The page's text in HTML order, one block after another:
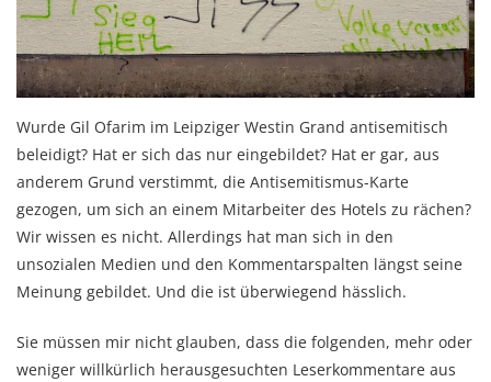
Wurde Gil Ofarim im Leipziger Westin Grand antisemitisch
beleidigt? Hat er sich das nur eingebildet? Hat er gar, aus
anderem Grund verstimmt, die Antisemitismus-Karte
gezogen, um sich an einem Mitarbeiter des Hotels zu rächen?
Wir wissen es nicht. Allerdings hat man sich in den
unsozialen Medien und den Kommentarspalten längst seine
Meinung gebildet. Und die ist überwiegend hässlich.
Sie müssen mir nicht glauben, dass die folgenden, mehr oder
weniger willkürlich herausgesuchten Leserkommentare aus